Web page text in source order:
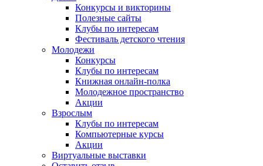
Конкурсы и викторины
Полезные сайты
Клубы по интересам
Фестиваль детского чтения
Молодежи
Конкурсы
Клубы по интересам
Книжная онлайн-полка
Молодежное пространство
Акции
Взрослым
Клубы по интересам
Компьютерные курсы
Акции
Виртуальные выставки